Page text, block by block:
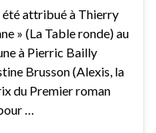
été attribué à Thierry
» (La Table ronde) au
à Pierric Bailly
Brusson (Alexis, la
du Premier roman
…